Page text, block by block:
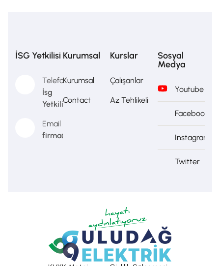
İSG Yetkilisi
Telefon
İsg
Yetkilisi
Email
firma@firma.com
Kurumsal
Kurumsal
Contact
Kurslar
Çalışanlar
Az Tehlikeli
Sosyal
Medya
Youtube
Facebook
Instagram
Twitter